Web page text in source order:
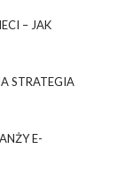
– JAK
STRATEGIA
E-